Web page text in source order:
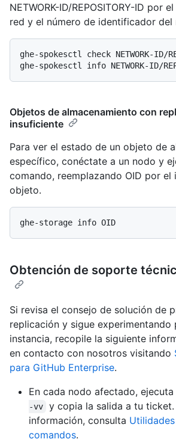
NETWORK-ID/REPOSITORY-ID por
red y el número de identificador del
ghe-spokesctl check NETWORK-ID/
Objetos de almacenamiento con
insuficiente
Para ver el estado de un objeto de
específico, conéctate a un nodo y
comando, reemplazando OID por
objeto.
Obtención de soporte
Si revisa el consejo de solución de
replicación y sigue experimentando
instancia, recopile la siguiente
en contacto con nosotros visitando
para GitHub Enterprise.
En cada nodo afectado, ejecuta
-vv
y copia la salida a tu ticket.
información, consulta
comandos.